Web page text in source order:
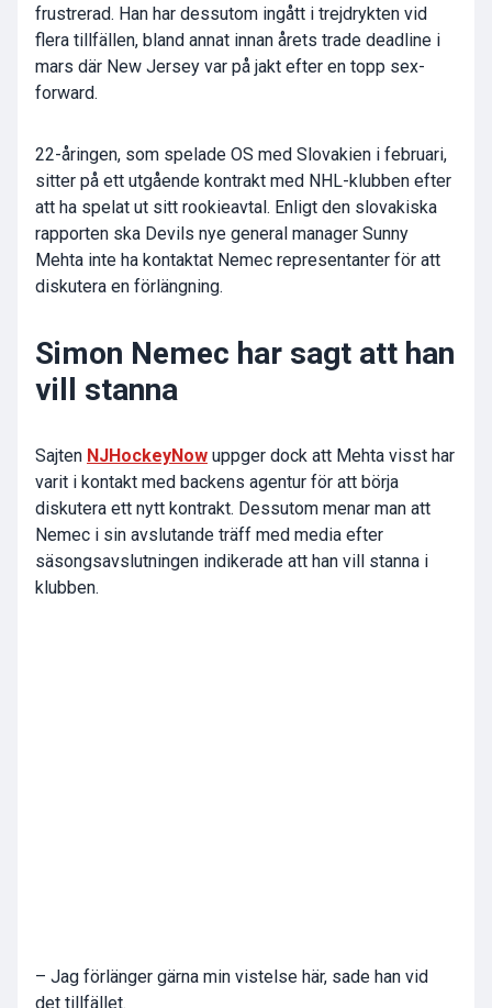
frustrerad. Han har dessutom ingått i trejdrykten vid
flera tillfällen, bland annat innan årets trade deadline i
mars där New Jersey var på jakt efter en topp sex-
forward.
22-åringen, som spelade OS med Slovakien i februari,
sitter på ett utgående kontrakt med NHL-klubben efter
att ha spelat ut sitt rookieavtal. Enligt den slovakiska
rapporten ska Devils nye general manager Sunny
Mehta inte ha kontaktat Nemec representanter för att
diskutera en förlängning.
Simon Nemec har sagt att han
vill stanna
Sajten NJHockeyNow uppger dock att Mehta visst har
varit i kontakt med backens agentur för att börja
diskutera ett nytt kontrakt. Dessutom menar man att
Nemec i sin avslutande träff med media efter
säsongsavslutningen indikerade att han vill stanna i
klubben.
– Jag förlänger gärna min vistelse här, sade han vid
det tillfället.